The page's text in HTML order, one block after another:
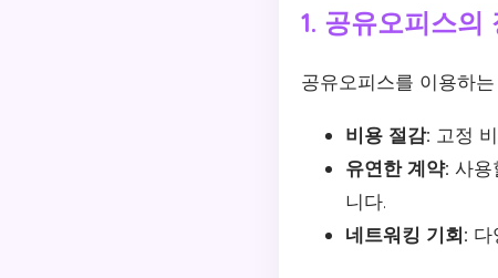
1. 공유오피스의
공유오피스를 이용하
비용 절감: 고정
유연한 계약: 사용
니다.
네트워킹 기회: 다